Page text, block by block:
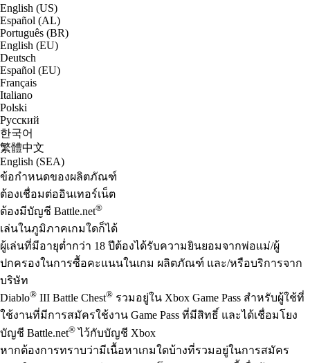
English (US)
Español (AL)
Português (BR)
English (EU)
Deutsch
Español (EU)
Français
Italiano
Polski
Русский
한국어
繁體中文
English (SEA)
ข้อกำหนดของผลิตภัณฑ์
ต้องเชื่อมต่ออินเทอร์เน็ต
ต้องมีบัญชี Battle.net®
เล่นในภูมิภาคเกมใดก็ได้
ผู้เล่นที่มีอายุต่ำกว่า 18 ปีต้องได้รับความยินยอมจากพ่อแม่/ผู้
ปกครองในการซื้อคะแนนในเกม ผลิตภัณฑ์ และ/หรือบริการจาก
บริษัท
Diablo® III Battle Chest® รวมอยู่ใน Xbox Game Pass สำหรับผู้ใช้ที่
ใช้งานที่มีการสมัครใช้งาน Game Pass ที่มีสิทธิ์ และได้เชื่อมโยง
บัญชี Battle.net® ไว้กับบัญชี Xbox
หากต้องการทราบว่ามีเนื้อหาเกมใดบ้างที่รวมอยู่ในการสมัคร